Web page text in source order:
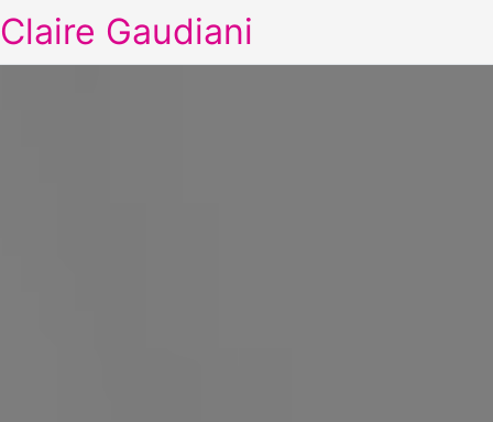
Claire Gaudiani